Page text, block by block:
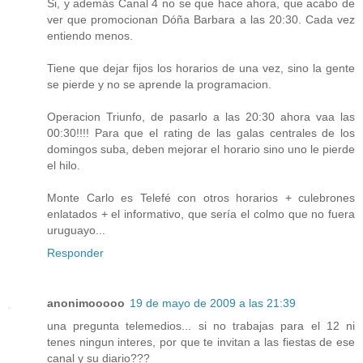
Si, y además Canal 4 no se que hace ahora, que acabo de
ver que promocionan Dóña Barbara a las 20:30. Cada vez
entiendo menos.
Tiene que dejar fijos los horarios de una vez, sino la gente
se pierde y no se aprende la programacion.
Operacion Triunfo, de pasarlo a las 20:30 ahora vaa las
00:30!!!! Para que el rating de las galas centrales de los
domingos suba, deben mejorar el horario sino uno le pierde
el hilo.
Monte Carlo es Telefé con otros horarios + culebrones
enlatados + el informativo, que sería el colmo que no fuera
uruguayo...
Responder
anonimooooo 19 de mayo de 2009 a las 21:39
una pregunta telemedios... si no trabajas para el 12 ni
tenes ningun interes, por que te invitan a las fiestas de ese
canal y su diario???